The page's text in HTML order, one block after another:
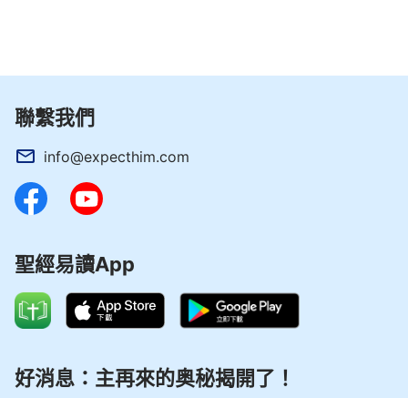
的，因為名不同、工作内容不同，所以時代也就不
代。所以説，一次來了叫一個名，代表一個時代，開
闢一個新的出路，一步新的出路是一個名，這就代表
營計劃要結束，必須是不斷地向前發展，天天作新的
工作，年年作新的工作，開闢新的出路，開闢新紀
元，開闢更新的工作、更大的工作，隨之，帶來新的
——《話・卷一 神的顯現與作工・作工异象 三》
聯繫我們
info@expecthim.com
聖經易讀App
好消息：主再來的奥秘揭開了！